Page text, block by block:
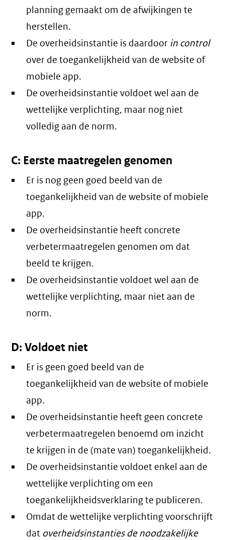
planning gemaakt om de afwijkingen te
herstellen.
De overheidsinstantie is daardoor in control
over de toegankelijkheid van de website of
mobiele app.
De overheidsinstantie voldoet wel aan de
wettelijke verplichting, maar nog niet
volledig aan de norm.
C: Eerste maatregelen genomen
Er is nog geen goed beeld van de
toegankelijkheid van de website of mobiele
app.
De overheidsinstantie heeft concrete
verbetermaatregelen genomen om dat
beeld te krijgen.
De overheidsinstantie voldoet wel aan de
wettelijke verplichting, maar niet aan de
norm.
D: Voldoet niet
Er is geen goed beeld van de
toegankelijkheid van de website of mobiele
app.
De overheidsinstantie heeft geen concrete
verbetermaatregelen benoemd om inzicht
te krijgen in de (mate van) toegankelijkheid.
De overheidsinstantie voldoet enkel aan de
wettelijke verplichting om een
toegankelijkheidsverklaring te publiceren.
Omdat de wettelijke verplichting voorschrijft
dat overheidsinstanties de noodzakelijke